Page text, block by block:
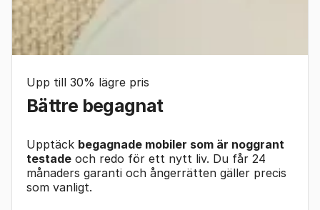
Upp till 30% lägre pris
Bättre begagnat
Upptäck begagnade mobiler som är noggrant
testade och redo för ett nytt liv. Du får 24
månaders garanti och ångerrätten gäller precis
som vanligt.